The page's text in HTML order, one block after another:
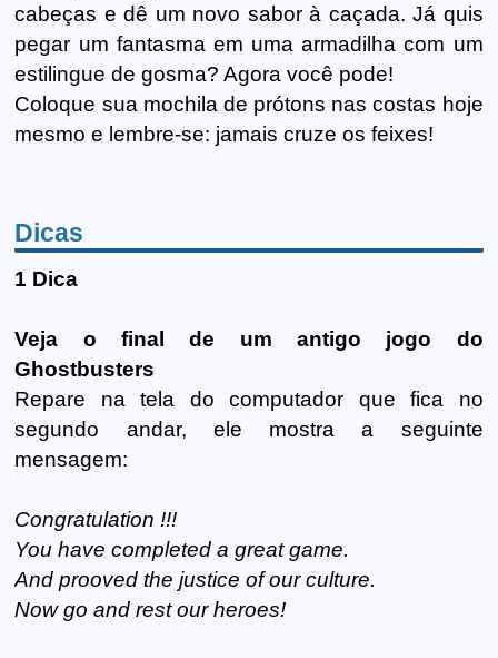
cabeças e dê um novo sabor à caçada. Já quis
pegar um fantasma em uma armadilha com um
estilingue de gosma? Agora você pode!
Coloque sua mochila de prótons nas costas hoje
mesmo e lembre-se: jamais cruze os feixes!
Dicas
1 Dica
Veja o final de um antigo jogo do
Ghostbusters
Repare na tela do computador que fica no
segundo andar, ele mostra a seguinte
mensagem:
Congratulation !!!
You have completed a great game.
And prooved the justice of our culture.
Now go and rest our heroes!